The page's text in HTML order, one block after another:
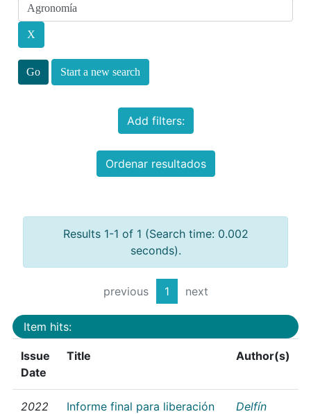
Start a new search
Add filters:
Ordenar resultados
Results 1-1 of 1 (Search time: 0.002
seconds).
previous 1 next
Item hits:
Issue
Date
Title Author(s)
2022
Informe final para liberación
Delfín